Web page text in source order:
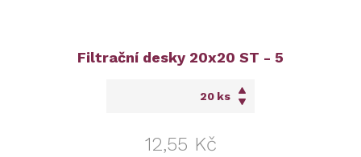
Filtrační desky 20x20 ST - 5
ks
12,55 Kč